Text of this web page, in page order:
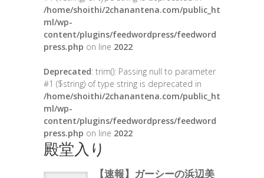
/home/shoithi/2chanantena.com/public_ht
ml/wp-
content/plugins/feedwordpress/feedword
press.php on line 2022
Deprecated: trim(): Passing null to parameter
#1 ($string) of type string is deprecated in
/home/shoithi/2chanantena.com/public_ht
ml/wp-
content/plugins/feedwordpress/feedword
press.php on line 2022
殿堂入り